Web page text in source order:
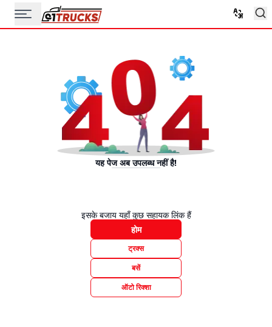
यह पेज अब उपलब्ध नहीं है!
इसके बजाय यहाँ कुछ सहायक लिंक हैं
होम
ट्रक्स
बसें
ऑटो रिक्शा